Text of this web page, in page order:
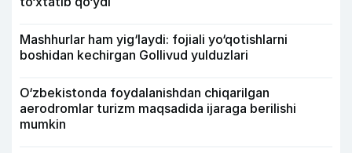
Mashhurlar ham yig‘laydi: fojiali yo‘qotishlarni
boshidan kechirgan Gollivud yulduzlari
O‘zbekistonda foydalanishdan chiqarilgan
aerodromlar turizm maqsadida ijaraga berilishi
mumkin